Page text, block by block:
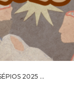
2025 ...